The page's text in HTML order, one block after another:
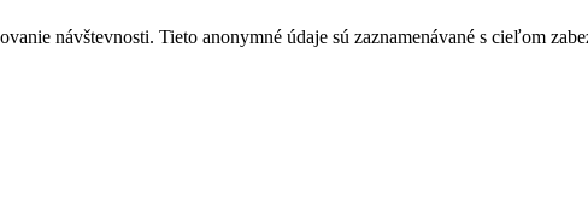
návštevnosti. Tieto anonymné údaje sú zaznamenávané s cieľom